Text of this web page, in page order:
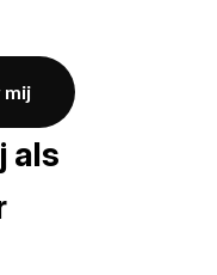
mij
als